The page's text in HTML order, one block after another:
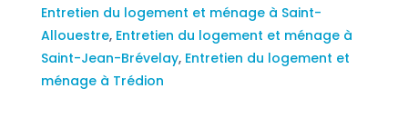
Entretien du logement et ménage à Saint-
Allouestre, Entretien du logement et ménage à
Saint-Jean-Brévelay, Entretien du logement et
ménage à Trédion